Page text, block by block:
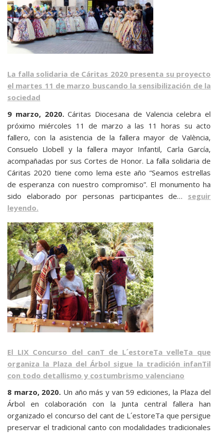
La falla solidaria de Cáritas 2020 presenta su proyecto
el martes 11 de marzo buscando la sensibilización de la
sociedad
9 marzo, 2020.Cáritas Diocesana de Valencia celebra el
próximo miércoles 11 de marzo a las 11 horas su acto
fallero, con la asistencia de la fallera mayor de València,
Consuelo Llobell y la fallera mayor Infantil, Carla García,
acompañadas por sus Cortes de Honor. La falla solidaria de
Cáritas 2020 tiene como lema este año “Seamos estrellas
de esperanza con nuestro compromiso”. El monumento ha
sido elaborado por personas participantes de… seguir
leyendo.
El LIX Concurso del canT de L´estoreTa velleTa que
organiza la Plaza del Árbol sigue la tradición infanTil
con todo detallismo y costumbrismo valenciano
8 marzo, 2020. Un año más y van 59 ediciones, la Plaza del
Árbol en colaboración con la Junta central fallera han
organizado el concurso del cant de L´estoreTa que persigue
preservar el tradicional canto con modalidades tradicionales